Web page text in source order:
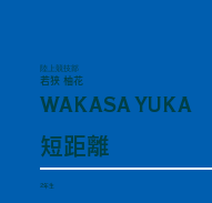
陸上競技部
若狭 柚花
WAKASA YUKA
短距離
2年生